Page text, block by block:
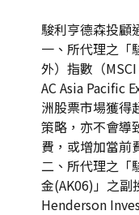
駿利亨德森投顧
一、所代理之「
外）指數（
AC Asia Pacific
洲股票市場獲得
策略，亦不會導
費，或增加當前
二、所代理之「
金(AK06)」之
Henderson